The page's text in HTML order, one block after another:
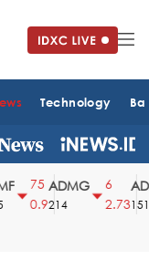
Technology
75
0.9
ADMG
214
2.731510